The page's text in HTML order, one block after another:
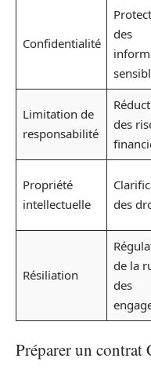
Confidentialité
des
Limitation de
responsabilité
des
Propriété
intellectuelle
des
Résiliation
de la
des
Préparer un contrat